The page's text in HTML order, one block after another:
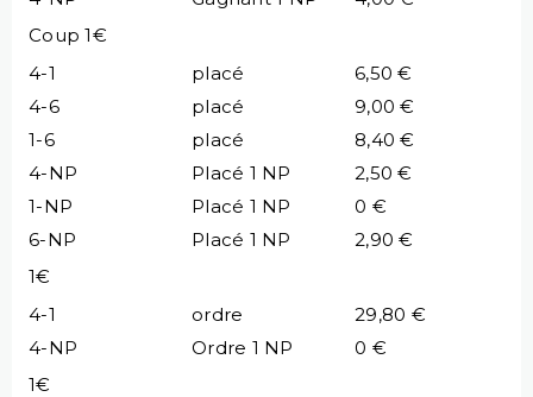
Coup 1€
4-1
placé
6,50 €
4-6
placé
9,00 €
1-6
placé
8,40 €
4-NP
Placé 1 NP
2,50 €
1-NP
Placé 1 NP
0 €
6-NP
Placé 1 NP
2,90 €
1€
4-1
ordre
29,80 €
4-NP
Ordre 1 NP
0 €
1€